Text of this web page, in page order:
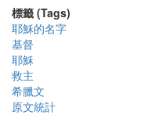
標籤 (Tags)
耶穌的名字
基督
耶穌
救主
希臘文
原文統計